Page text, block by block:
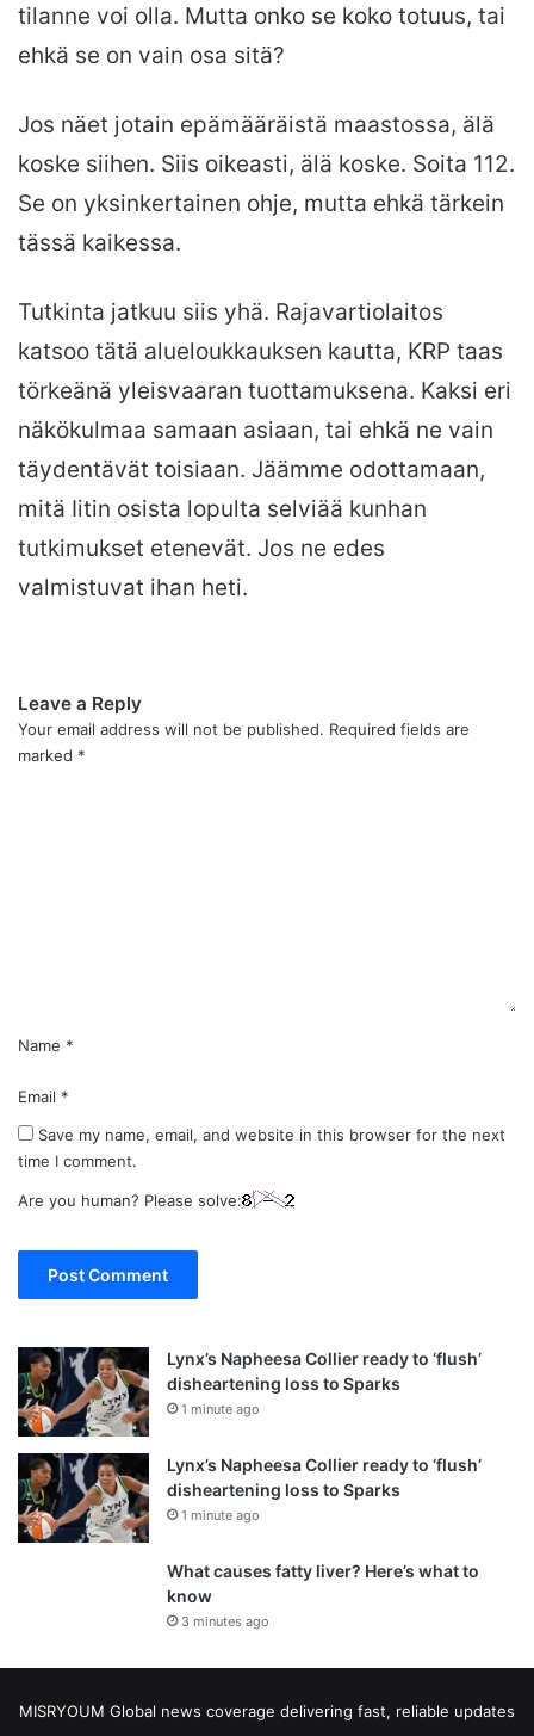
tilanne voi olla. Mutta onko se koko totuus, tai
ehkä se on vain osa sitä?
Jos näet jotain epämääräistä maastossa, älä
koske siihen. Siis oikeasti, älä koske. Soita 112.
Se on yksinkertainen ohje, mutta ehkä tärkein
tässä kaikessa.
Tutkinta jatkuu siis yhä. Rajavartiolaitos
katsoo tätä alueloukkauksen kautta, KRP taas
törkeänä yleisvaaran tuottamuksena. Kaksi eri
näkökulmaa samaan asiaan, tai ehkä ne vain
täydentävät toisiaan. Jäämme odottamaan,
mitä Iitin osista lopulta selviää kunhan
tutkimukset etenevät. Jos ne edes
valmistuvat ihan heti.
Leave a Reply
Your email address will not be published. Required fields are
marked *
Name *
Email *
Save my name, email, and website in this browser for the next
time I comment.
Are you human? Please solve:
Lynx’s Napheesa Collier ready to ‘flush’
disheartening loss to Sparks
1 minute ago
Lynx’s Napheesa Collier ready to ‘flush’
disheartening loss to Sparks
1 minute ago
What causes fatty liver? Here’s what to
know
3 minutes ago
MISRYOUM Global news coverage delivering fast, reliable updates